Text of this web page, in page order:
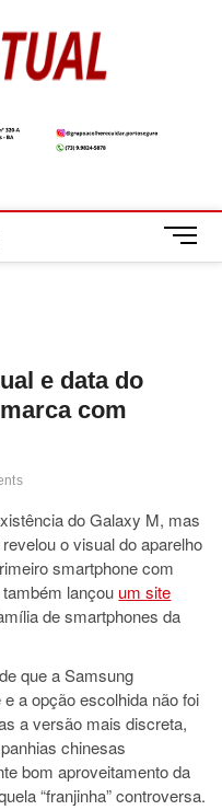
M
e
e data do
com
do Galaxy M, mas
o visual do aparelho
smartphone com
lançou um site
de smartphones da
que a Samsung
a opção escolhida não foi
a versão mais discreta,
chinesas
bom aproveitamento da
“franjinha” controversa.